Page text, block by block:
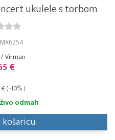
ukulele s torbom
/ Virman
€
€ ( -10% )
odmah